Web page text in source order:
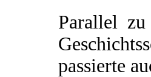
Parallel
passierte